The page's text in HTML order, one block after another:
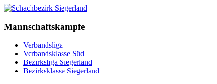
Mannschaftskämpfe
Verbandsliga
Verbandsklasse Süd
Bezirksliga Siegerland
Bezirksklasse Siegerland